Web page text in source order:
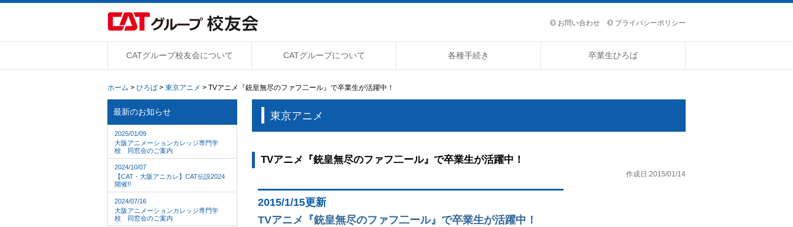
お問い合わせ プライバシーポリシー
CATグループ校友会について CATグループについて 各種手続き 卒業生ひろば
ホーム > ひろば > 東京アニメ > TVアニメ『銃皇無尽のファフ二ール』で卒業生が活躍中！
東京アニメ
TVアニメ『銃皇無尽のファフ二ール』で卒業生が活躍中！
作成日:2015/01/14
2015/1/15更新
TVアニメ『銃皇無尽のファフ二ール』で卒業生が活躍中！
最新のお知らせ
2025/01/09
大阪アニメーションカレッジ専門学
校 同窓会のご案内
2024/10/07
【CAT・大阪アニカレ】CAT伝説2024
開催!!
2024/07/16
大阪アニメーションカレッジ専門学
校 同窓会のご案内